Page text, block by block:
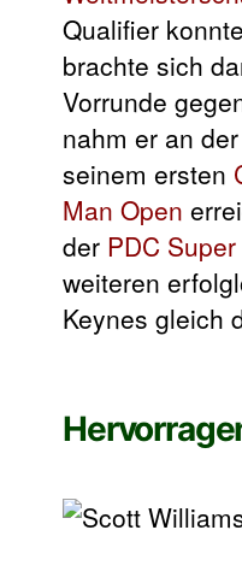
Qualifier
brachte sich
Vorrunde
nahm er an der
seinem ersten
Man Open
der PDC
weiteren
Keynes gleich